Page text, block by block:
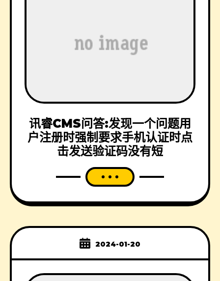
讯睿CMS问答:发现一个问题用
户注册时强制要求手机认证时点
击发送验证码没有短
2024-01-20